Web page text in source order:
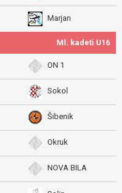
Marjan
Ml. kadeti U16
ON 1
Sokol
Šibenik
Okruk
NOVA BILA